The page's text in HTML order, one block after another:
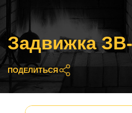
Задвижка
ПОДЕЛИТЬСЯ